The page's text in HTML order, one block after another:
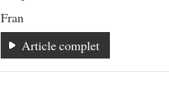
Fran
Article complet